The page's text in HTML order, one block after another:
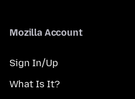
Mozilla Account
Sign In/Up
What Is It?